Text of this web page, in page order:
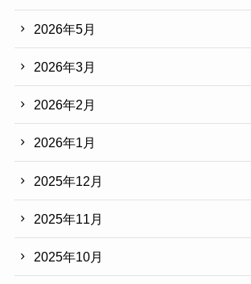
2026年5月
2026年3月
2026年2月
2026年1月
2025年12月
2025年11月
2025年10月